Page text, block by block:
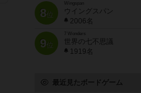
8位
Wingspan
ウイングスパン
2006名
9位
7 Wonders
世界の七不思議
1919名
最近見たボードゲーム